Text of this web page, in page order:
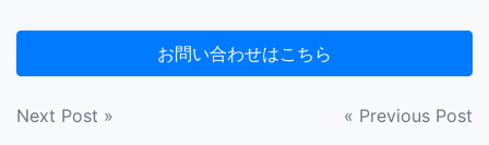
投
« Previous Post
Next Post »